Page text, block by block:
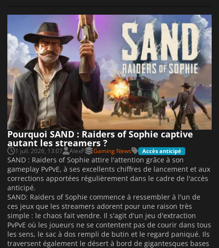
Pourquoi SAND : Raiders of Sophie captive
autant les streamers ?
1 juil. 2026, 13:07 AlexP Gaming News Accès anticipé
SAND : Raiders of Sophie attire l'attention grâce à son
gameplay PvPvE, à ses excellents chiffres de lancement et aux
corrections apportées régulièrement dans le cadre de l'accès
anticipé.
SAND: Raiders of Sophie commence à ressembler à l'un de
ces jeux que les streamers adorent pour une raison très
simple : le chaos fait vendre. Il s'agit d'un jeu d'extraction
PvPvE où les joueurs ne se contentent pas de courir dans tous
les sens, le sac à dos rempli de butin et le regard paniqué. Ils
traversent également le désert à bord de gigantesques bases